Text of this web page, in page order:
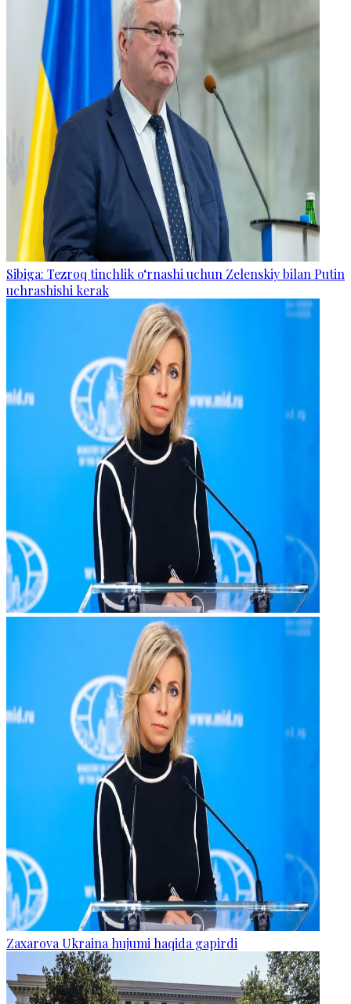
Sibiga: Tezroq tinchlik o‘rnashi uchun Zelenskiy bilan Putin
uchrashishi kerak
Zaxarova Ukraina hujumi haqida gapirdi